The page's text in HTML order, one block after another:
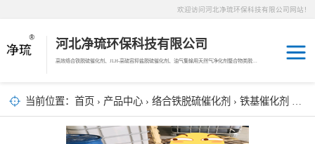
欢迎访问河北净琉环保科技有限公司网站！
河北净琉环保科技有限公司
高效络合铁脱硫催化剂、JLH-高硫容抑盐脱硫催化剂、油气集输用天然气净化剂螯合物类脱硫剂，液相氧化还原脱硫催化剂、液相氧化还原脱硫补充剂、液相氧化还原脱硫溶液分散剂、JL-12活化MDEA脱碳剂、JL-14深度脱碳剂、沼气脱硫剂、焦油破乳剂
当前位置： 首页 › 产品中心 › 络合铁脱硫催化剂 › 铁基催化剂 价格优惠 赤峰焦化厂铁离子脱硫剂直供
天然气脱碳剂
沼气脱硫剂